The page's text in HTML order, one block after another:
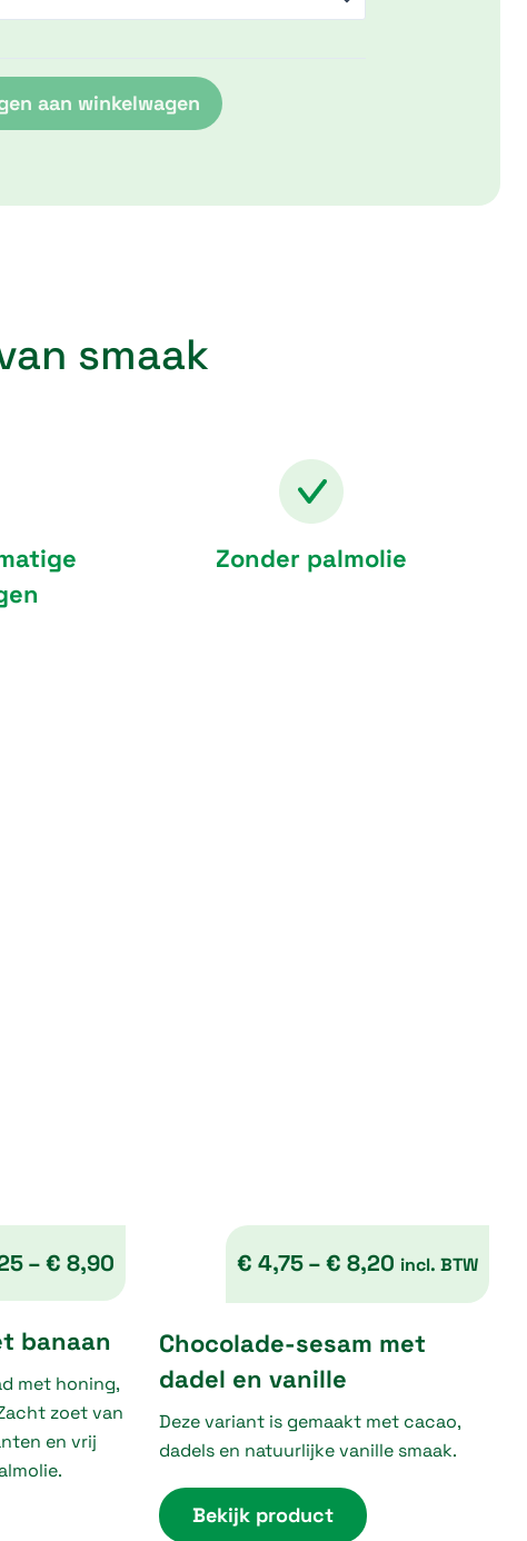
aan winkelwagen
smaak
Zonder palmolie
– € 8,90
i
c
banaan
met honing,
zoet van
en vrij
€ 4,75–€ 8,20
r
c
e
incl. BTW
Chocolade-sesam met
dadel en vanille
Deze variant is gemaakt met cacao,
dadels en natuurlijke vanille smaak.
Bekijk product